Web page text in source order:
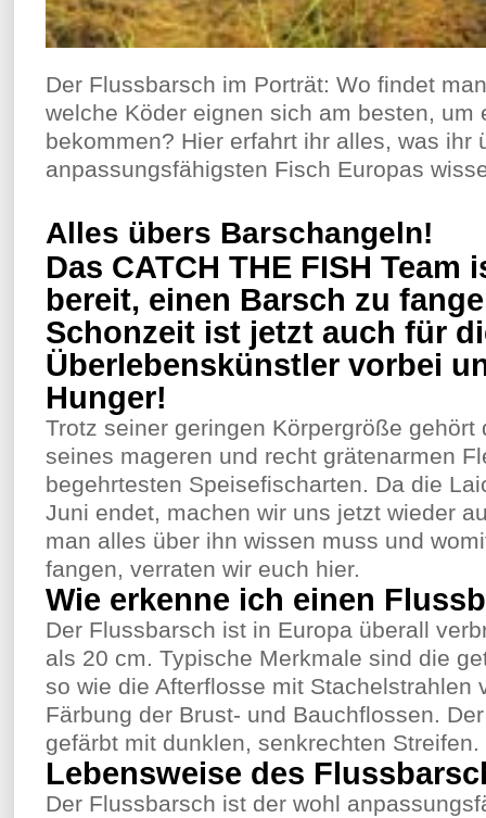
Der Flussbarsch im Porträt: Wo findet
welche Köder eignen sich am besten, um
bekommen? Hier erfahrt ihr alles, was ihr
anpassungsfähigsten Fisch Europas
Alles übers Barschangeln!
Das CATCH THE FISH Team
bereit, einen Barsch zu
Schonzeit ist jetzt auch für
Überlebenskünstler vorbei
Hunger!
Trotz seiner geringen Körpergröße
seines mageren und recht grätenarmen
begehrtesten Speisefischarten. Da die
Juni endet, machen wir uns jetzt wieder
man alles über ihn wissen muss und
fangen, verraten wir euch hier.
Wie erkenne ich einen
Der Flussbarsch ist in Europa überall
als 20 cm. Typische Merkmale sind die
so wie die Afterflosse mit Stachelstrahlen
Färbung der Brust- und Bauchflossen.
gefärbt mit dunklen, senkrechten Streifen.
Lebensweise des
Der Flussbarsch ist der wohl